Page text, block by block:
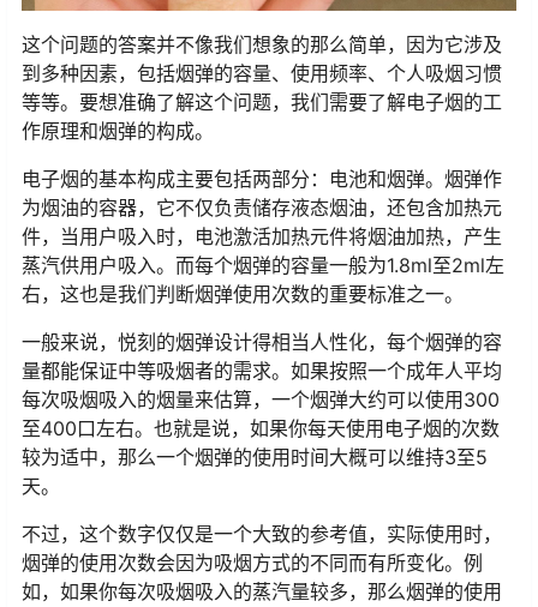
这个问题的答案并不像我们想象的那么简单，因为它涉及
到多种因素，包括烟弹的容量、使用频率、个人吸烟习惯
等等。要想准确了解这个问题，我们需要了解电子烟的工
作原理和烟弹的构成。
电子烟的基本构成主要包括两部分：电池和烟弹。烟弹作
为烟油的容器，它不仅负责储存液态烟油，还包含加热元
件，当用户吸入时，电池激活加热元件将烟油加热，产生
蒸汽供用户吸入。而每个烟弹的容量一般为1.8ml至2ml左
右，这也是我们判断烟弹使用次数的重要标准之一。
一般来说，悦刻的烟弹设计得相当人性化，每个烟弹的容
量都能保证中等吸烟者的需求。如果按照一个成年人平均
每次吸烟吸入的烟量来估算，一个烟弹大约可以使用300
至400口左右。也就是说，如果你每天使用电子烟的次数
较为适中，那么一个烟弹的使用时间大概可以维持3至5
天。
不过，这个数字仅仅是一个大致的参考值，实际使用时，
烟弹的使用次数会因为吸烟方式的不同而有所变化。例
如，如果你每次吸烟吸入的蒸汽量较多，那么烟弹的使用